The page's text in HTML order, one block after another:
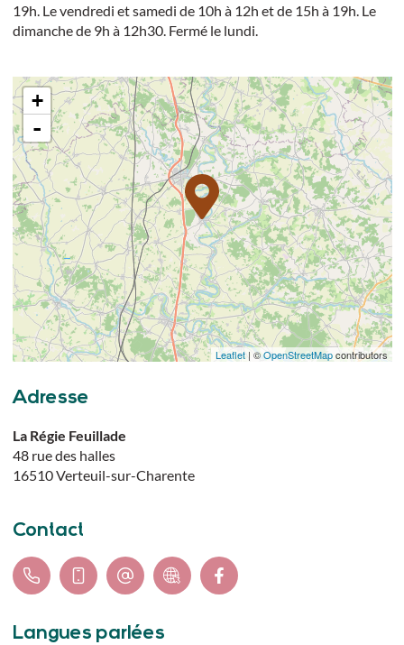
19h. Le vendredi et samedi de 10h à 12h et de 15h à 19h. Le
dimanche de 9h à 12h30. Fermé le lundi.
+
-
Leaflet| ©OpenStreetMapcontributors
Adresse
La Régie Feuillade
48 rue des halles
16510Verteuil-sur-Charente
Contact
Langues parlées